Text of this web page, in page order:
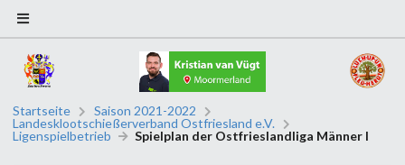
Startseite
Saison 2021-2022
Landesklootschießerverband Ostfriesland e.V.
Ligenspielbetrieb
Spielplan der Ostfrieslandliga Männer I